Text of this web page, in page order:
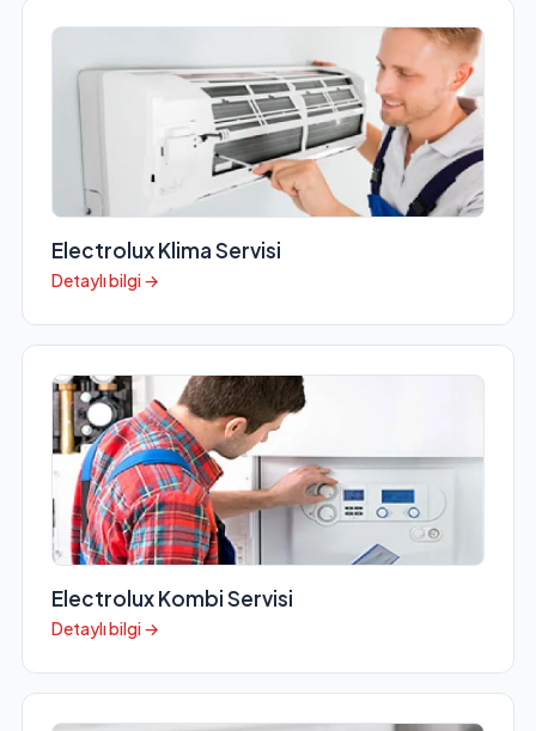
Electrolux Klima Servisi
Detaylı bilgi →
Electrolux Kombi Servisi
Detaylı bilgi →